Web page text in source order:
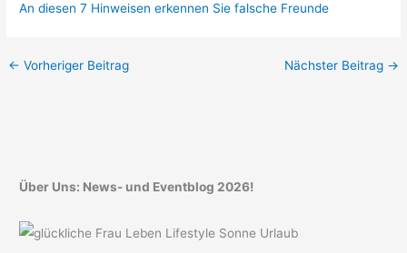
An diesen 7 Hinweisen erkennen Sie falsche Freunde
← Vorheriger Beitrag Nächster Beitrag →
Über Uns: News- und Eventblog 2026!